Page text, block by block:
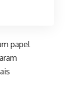
papel